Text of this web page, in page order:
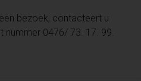
bezoek, contacteert u
nummer 0476/ 73. 17. 99.